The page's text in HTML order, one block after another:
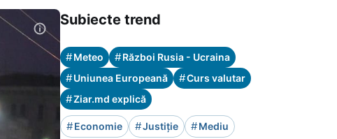
Subiecte trend
#Meteo #Război Rusia - Ucraina
#Uniunea Europeană #Curs valutar
#Ziar.md explică
#Economie #Justiție #Mediu